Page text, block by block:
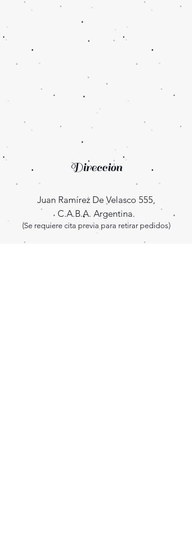
Dirección
Juan Ramírez De Velasco 555,
C.A.B.A. Argentina.
(Se requiere cita previa para retirar pedidos)